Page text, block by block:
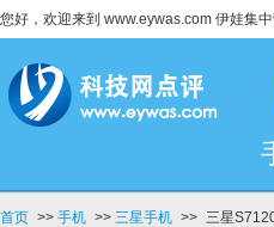
您好，欢迎来到 www.eywas.com 伊娃集
首页 >> 手机 >> 三星手机 >> 三星